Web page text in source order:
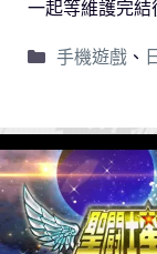
一起等維護完結
手機遊戲、